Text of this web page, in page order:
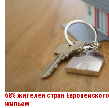
68% жителей стран
жильем